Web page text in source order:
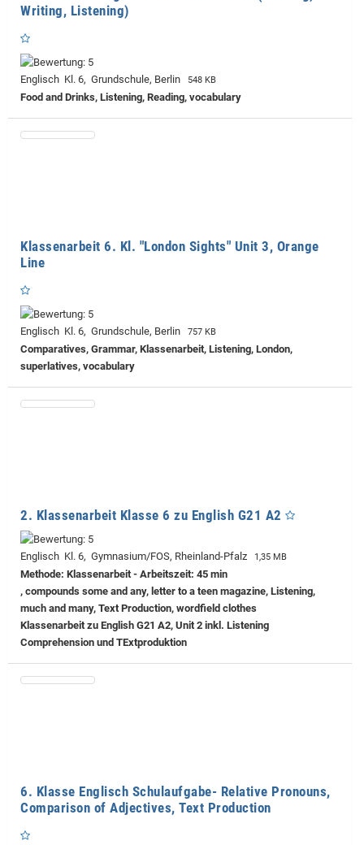
Writing, Listening)
Englisch Kl. 6, Grundschule, Berlin 548 KB
Food and Drinks, Listening, Reading, vocabulary
Klassenarbeit 6. Kl. "London Sights" Unit 3, Orange
Line
Englisch Kl. 6, Grundschule, Berlin 757 KB
Comparatives, Grammar, Klassenarbeit, Listening, London,
superlatives, vocabulary
2. Klassenarbeit Klasse 6 zu English G21 A2
Englisch Kl. 6, Gymnasium/FOS, Rheinland-Pfalz 1,35 MB
Methode: Klassenarbeit - Arbeitszeit: 45 min
, compounds some and any, letter to a teen magazine, Listening,
much and many, Text Production, wordfield clothes
Klassenarbeit zu English G21 A2, Unit 2 inkl. Listening
Comprehension und TExtproduktion
6. Klasse Englisch Schulaufgabe- Relative Pronouns,
Comparison of Adjectives, Text Production